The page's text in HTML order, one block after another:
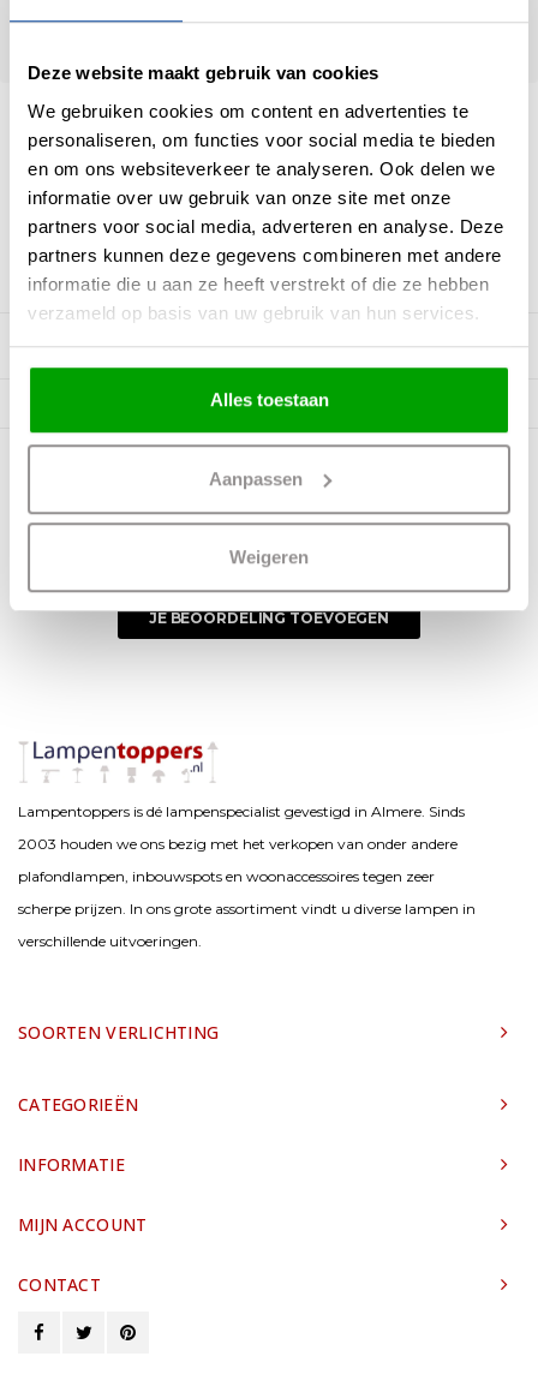
Deze website maakt gebruik van cookies
We gebruiken cookies om content en advertenties te
personaliseren, om functies voor social media te bieden
en om ons websiteverkeer te analyseren. Ook delen we
informatie over uw gebruik van onze site met onze
partners voor social media, adverteren en analyse. Deze
partners kunnen deze gegevens combineren met andere
informatie die u aan ze heeft verstrekt of die ze hebben
verzameld op basis van uw gebruik van hun services.
Alles toestaan
Aanpassen
Weigeren
30 Dagen Retourrecht
8.9 / 10 1.480 reviews
Beschrijving
0 reviews
0 sterren op basis van 0 beoordelingen
JE BEOORDELING TOEVOEGEN
Lampentoppers is dé lampenspecialist gevestigd in Almere. Sinds
2003 houden we ons bezig met het verkopen van onder andere
plafondlampen, inbouwspots en woonaccessoires tegen zeer
scherpe prijzen. In ons grote assortiment vindt u diverse lampen in
verschillende uitvoeringen.
SOORTEN VERLICHTING
CATEGORIEËN
INFORMATIE
MIJN ACCOUNT
CONTACT